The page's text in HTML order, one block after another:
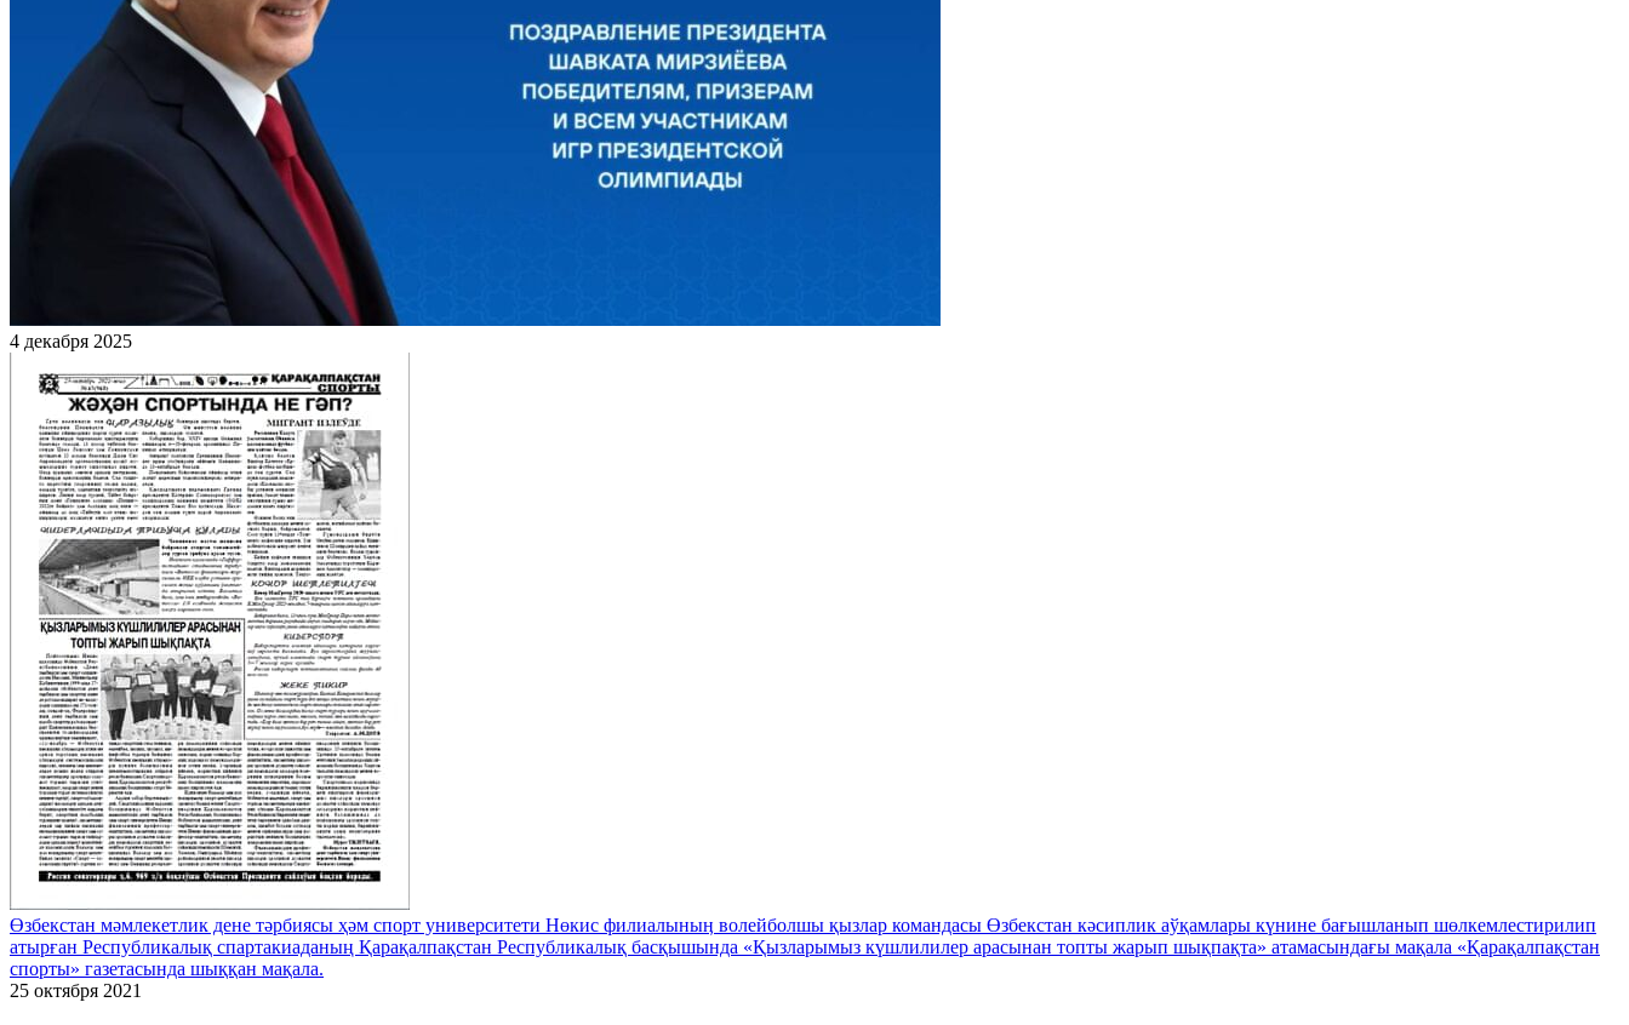
4 декабря 2025
ϴзбекстан мәмлекетлик дене тәрбиясы ҳәм спорт университети Нɵкис филиалыныӊ волейболшы қызлар командасы Өзбекстан кәсиплик аўқамлары күнине бағышланып шөлкемлестирилип
атырған Республикалық спартакиаданың Қарақалпақстан Республикалық басқышында «Қызларымыз күшлилилер арасынан топты жарып шықпақта» атамасындағы мақала «Қарақалпақстан
спорты» газетасында шыққан мақала.
25 октября 2021